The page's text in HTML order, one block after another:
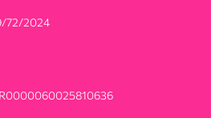
72/2024